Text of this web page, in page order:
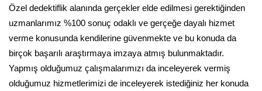
Özel dedektiflik alanında gerçekler elde edilmesi gerektiğinden
uzmanlarımız %100 sonuç odaklı ve gerçeğe dayalı hizmet
verme konusunda kendilerine güvenmekte ve bu konuda da
birçok başarılı araştırmaya imzaya atmış bulunmaktadır.
Yapmış olduğumuz çalışmalarımızı da inceleyerek vermiş
olduğumuz hizmetlerimizi de inceleyerek istediğiniz her konuda